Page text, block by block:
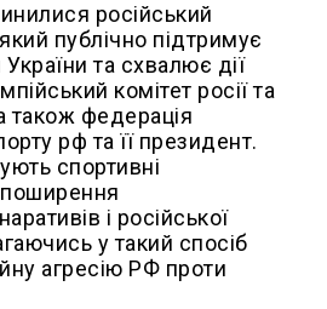
російський
публічно підтримує
та схвалює дії
комітет росії та
також федерація
рф та її президент.
спортивні
і російської
у такий спосіб
агресію РФ проти